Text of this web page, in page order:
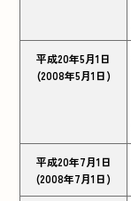
平成20年5月1日
(2008年5月1日)
平成20年7月1日
(2008年7月1日)